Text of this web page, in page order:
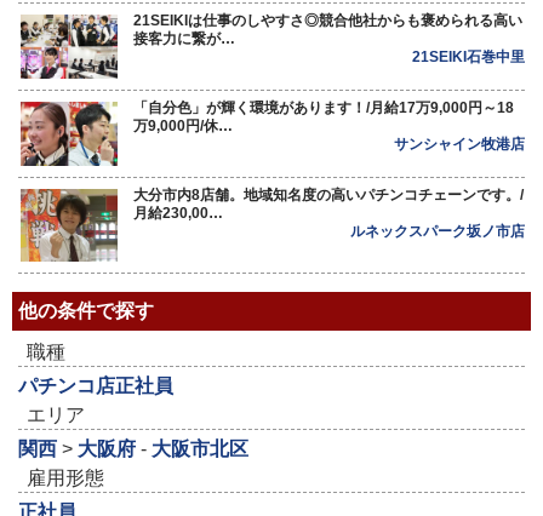
21SEIKIは仕事のしやすさ◎競合他社からも褒められる高い
接客力に繋が…
21SEIKI石巻中里
「自分色」が輝く環境があります！/月給17万9,000円～18
万9,000円/休…
サンシャイン牧港店
大分市内8店舗。地域知名度の高いパチンコチェーンです。/
月給230,00…
ルネックスパーク坂ノ市店
他の条件で探す
職種
パチンコ店正社員
エリア
関西 > 大阪府 - 大阪市北区
雇用形態